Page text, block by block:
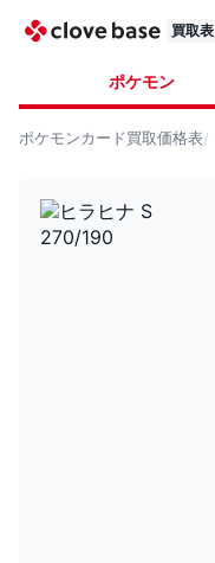
買取表
ポケモン
ポケモンカード買取価格表